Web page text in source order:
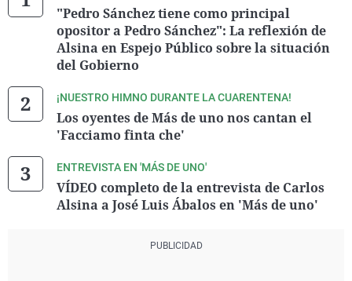
"Pedro Sánchez tiene como principal
opositor a Pedro Sánchez": La reflexión de
Alsina en Espejo Público sobre la situación
del Gobierno
¡NUESTRO HIMNO DURANTE LA CUARENTENA!
Los oyentes de Más de uno nos cantan el
'Facciamo finta che'
ENTREVISTA EN 'MÁS DE UNO'
VÍDEO completo de la entrevista de Carlos
Alsina a José Luis Ábalos en 'Más de uno'